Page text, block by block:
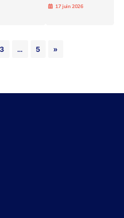
17 juin 2026
3 … 5 »